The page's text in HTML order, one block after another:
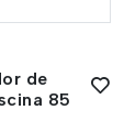
de
85